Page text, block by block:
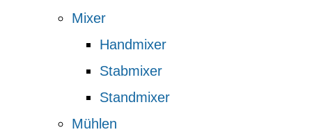
Mixer
Handmixer
Stabmixer
Standmixer
Mühlen